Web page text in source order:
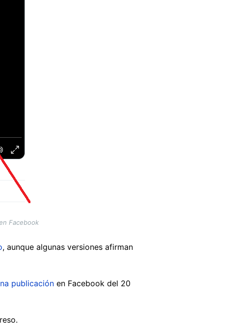
Facebook
, aunque algunas versiones afirman
publicación en Facebook del 20